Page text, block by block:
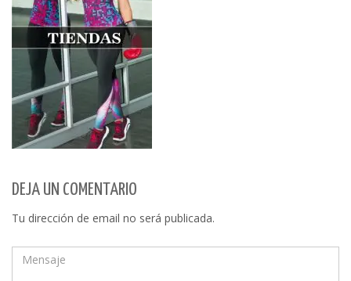
DEJA UN COMENTARIO
Tu dirección de email no será publicada.